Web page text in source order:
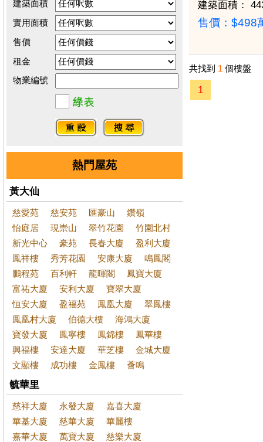
建築面積
實用面積
售價
租金
物業編號
熱門屋苑
黃大仙
慈愛苑 慈安苑 匯豪山
鑽嶺
怡庭居
現崇山 翠竹花園
竹園北村
新光中心
豪苑 長春大廈
盈利大廈
鳳祥樓
秀芳花園 安康大廈
鳴鳳閣
鵬程苑
百利軒 龍暉閣
鳳寶大廈
富祐大廈
安利大廈
寶翠大廈
恒安大廈
盈福苑 鳳凰大廈
翠鳳樓
鳳凰村大廈
伯德大樓
海鴻大廈
寶發大廈
鳳寧樓 鳳錦樓
鳳華樓
興福樓
安達大廈 華芝樓
金城大廈
文顯樓
成功樓 金鳳樓 薈鳴
毓華里
慈祥大廈 永發大廈
嘉喜大廈
華基大廈
慈華大廈
華麗樓
嘉華大廈
萬寶大廈
慈樂大廈
建築面積：
售價： $498
共找到 1 個樓盤
1